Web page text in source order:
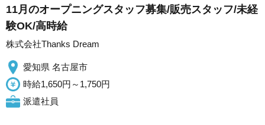
11月のオープニングスタッフ募集/販売スタッフ/未経
験OK/高時給
株式会社Thanks Dream
愛知県 名古屋市
時給1,650円～1,750円
派遣社員